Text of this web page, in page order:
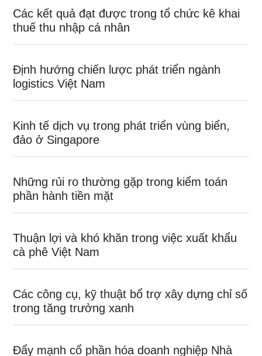
Các kết quả đạt được trong tổ chức kê khai
thuế thu nhập cá nhân
Định hướng chiến lược phát triển ngành
logistics Việt Nam
Kinh tế dịch vụ trong phát triển vùng biển,
đảo ở Singapore
Những rủi ro thường gặp trong kiểm toán
phần hành tiền mặt
Thuận lợi và khó khăn trong việc xuất khẩu
cà phê Việt Nam
Các công cụ, kỹ thuật bổ trợ xây dựng chỉ số
trong tăng trưởng xanh
Đẩy mạnh cổ phần hóa doanh nghiệp Nhà